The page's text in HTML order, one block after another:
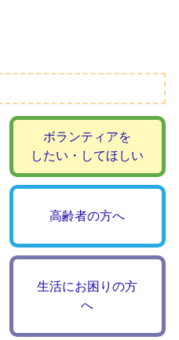
ボランティアを
したい・してほしい
高齢者の方へ
生活にお困りの方
へ